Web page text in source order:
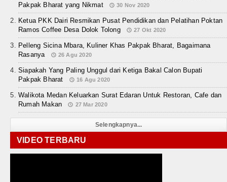
Pakpak Bharat yang Nikmat
30 Nov 2020
Ketua PKK Dairi Resmikan Pusat Pendidikan dan Pelatihan Poktan
Ramos Coffee Desa Dolok Tolong
27 Okt 2020
Pelleng Sicina Mbara, Kuliner Khas Pakpak Bharat, Bagaimana
Rasanya
26 Agu 2020
Siapakah Yang Paling Unggul dari Ketiga Bakal Calon Bupati
Pakpak Bharat
16 Agu 2020
Walikota Medan Keluarkan Surat Edaran Untuk Restoran, Cafe dan
Rumah Makan
27 Mar 2020
Selengkapnya...
VIDEO TERBARU